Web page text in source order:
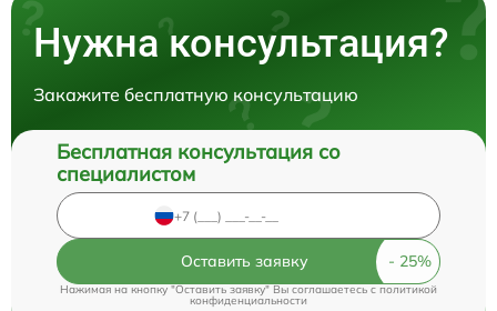
Нужна консультация?
Закажите бесплатную консультацию
Бесплатная консультация со
специалистом
Оставить заявку
Нажимая на кнопку "Оставить заявку" Вы соглашаетесь cполитикой
конфиденциальности